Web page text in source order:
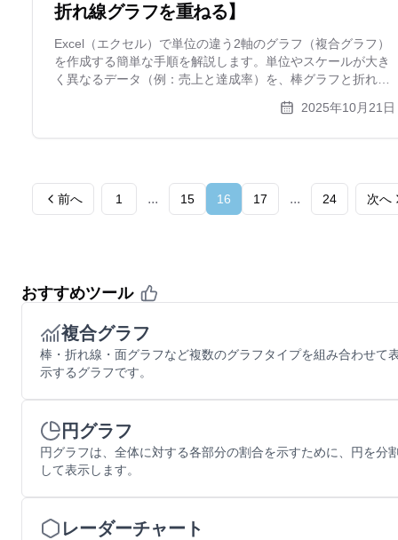
折れ線グラフを重ねる】
Excel（エクセル）で単位の違う2軸のグラフ（複合グラフ）
を作成する簡単な手順を解説します。単位やスケールが大き
く異なるデータ（例：売上と達成率）を、棒グラフと折れ線
や、軸の調整方法、よくある質問までを分かりやすく紹介し
2025年10月21日
前へ 1 ... 15 16 17 ... 24 次へ
おすすめツール
複合グラフ
棒・折れ線・面グラフなど複数のグラフタイプを組み合わせて
示するグラフです。
円グラフ
円グラフは、全体に対する各部分の割合を示すために、円を分
して表示します。
レーダーチャート